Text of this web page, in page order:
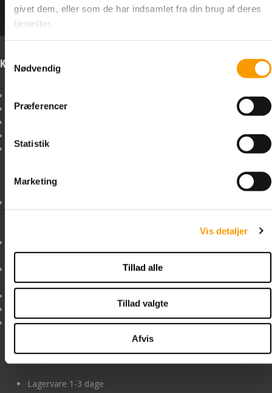
givet dem, eller som de har indsamlet fra din brug af deres
tjenester.
Nødvendig
Præferencer
Statistik
Marketing
Vis detaljer
Tillad alle
Tillad valgte
Afvis
FORSIDE
HANDELSBETINGELSER
OM BOLTELAGERET
KONTAKT
Kontakt os
Sindalsvej 35
MANDAG - TORSDAG KL.
8:00 til 13:30
8:00 til 15:30
CVR nr. DK-34518742
rimeligvis burde havde
ikke forpligtet til at
levere det pågældende
produkt til den forkerte
Se handelsbetingelser
Levering og betaling
Lagervare 1-3 dage